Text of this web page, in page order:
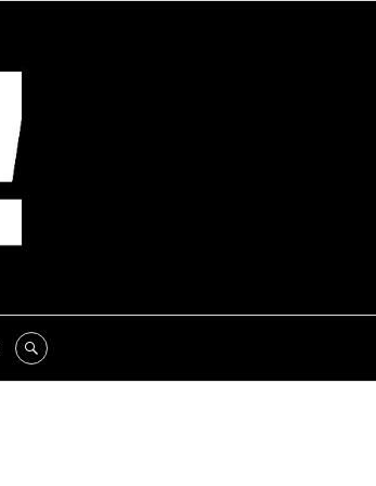
SEARCH